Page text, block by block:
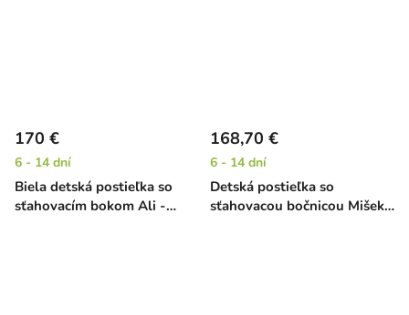
Biela detská postieľka so
sťahovacím bokom Ali -
170 €
6 - 14 dní
Detská postieľka so
sťahovacou bočnicou Mišek -
168,70 €
6 - 14 dní